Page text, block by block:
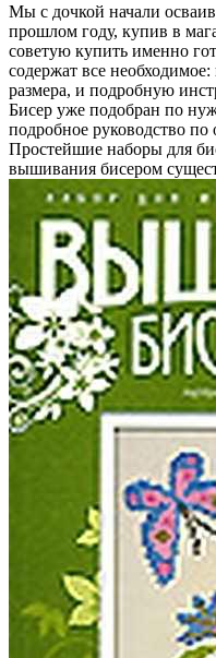
Мы с дочкой начали
прошлом году, купив в
советую купить именно
содержат все
размера, и подробную
Бисер уже подобран по
подробное руководство
Простейшие наборы для
вышивания бисером